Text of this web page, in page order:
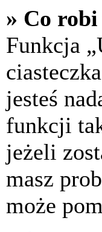
» Co
Funkcja
jesteś
funkcji
jeżeli
masz
może